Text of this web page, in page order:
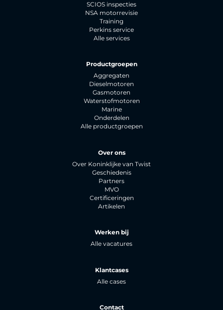
SCIOS inspecties
NSA motorrevisie
Training
Perkins service
Alle services
Productgroepen
Aggregaten
Dieselmotoren
Gasmotoren
Waterstofmotoren
Marine
Onderdelen
Alle productgroepen
Over ons
Over Koninklijke van Twist
Geschiedenis
Partners
MVO
Certificeringen
Artikelen
Werken bij
Alle vacatures
Klantcases
Alle cases
Contact